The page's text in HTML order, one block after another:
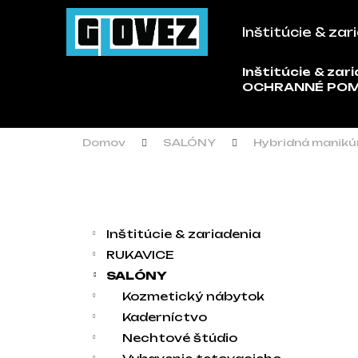
Prejsť na obsah
Inštitúcie &
Inštitúcie &
OCHRANNÉ
Domov SALÓNY Hybridná
Inštitúcie & zariadenia
RUKAVICE
SALÓNY
Kozmetický nábytok
Kaderníctvo
Nechtové štúdio
Späť
Späť